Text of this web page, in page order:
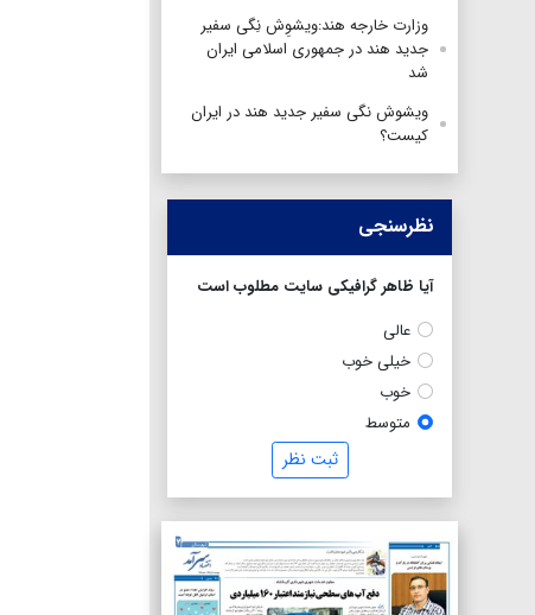
وزارت خارجه هند:ویشوِش نِگی سفیر
جدید هند در جمهوری اسلامی ایران
شد
ویشوش نگی سفیر جدید هند در ایران
کیست؟
نظرسنجی
آیا ظاهر گرافیکی سایت مطلوب است
عالی
خیلی خوب
خوب
متوسط
ثبت نظر